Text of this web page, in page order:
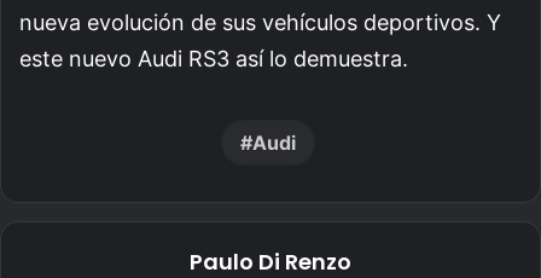
nueva evolución de sus vehículos deportivos. Y
este nuevo Audi RS3 así lo demuestra.
Audi
Paulo Di Renzo